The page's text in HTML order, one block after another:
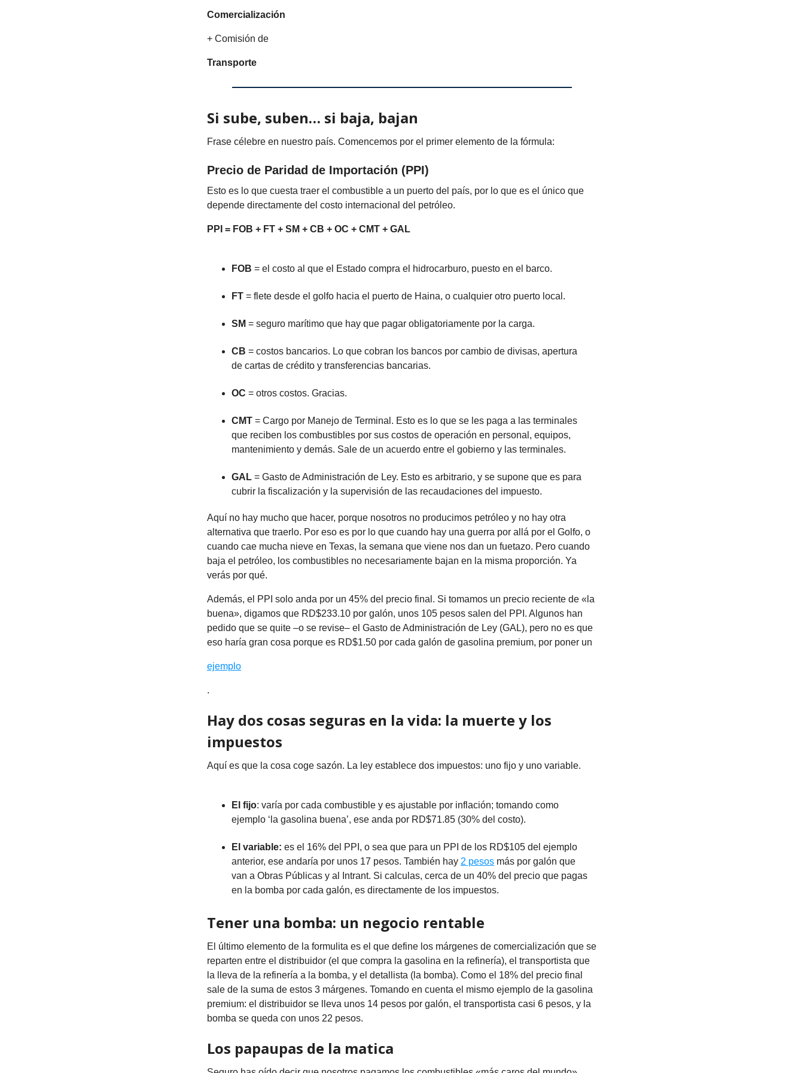
Comercialización
+ Comisión de
Transporte
Si sube, suben… si baja, bajan
Frase célebre en nuestro país. Comencemos por el primer elemento de la fórmula:
Precio de Paridad de Importación (PPI)
Esto es lo que cuesta traer el combustible a un puerto del país, por lo que es el único que
depende directamente del costo internacional del petróleo.
PPI = FOB + FT + SM + CB + OC + CMT + GAL
FOB = el costo al que el Estado compra el hidrocarburo, puesto en el barco.
FT = flete desde el golfo hacia el puerto de Haina, o cualquier otro puerto local.
SM = seguro marítimo que hay que pagar obligatoriamente por la carga.
CB = costos bancarios. Lo que cobran los bancos por cambio de divisas, apertura
de cartas de crédito y transferencias bancarias.
OC = otros costos. Gracias.
CMT = Cargo por Manejo de Terminal. Esto es lo que se les paga a las terminales
que reciben los combustibles por sus costos de operación en personal, equipos,
mantenimiento y demás. Sale de un acuerdo entre el gobierno y las terminales.
GAL = Gasto de Administración de Ley. Esto es arbitrario, y se supone que es para
cubrir la fiscalización y la supervisión de las recaudaciones del impuesto.
Aquí no hay mucho que hacer, porque nosotros no producimos petróleo y no hay otra
alternativa que traerlo. Por eso es por lo que cuando hay una guerra por allá por el Golfo, o
cuando cae mucha nieve en Texas, la semana que viene nos dan un fuetazo. Pero cuando
baja el petróleo, los combustibles no necesariamente bajan en la misma proporción. Ya
verás por qué.
Además, el PPI solo anda por un 45% del precio final. Si tomamos un precio reciente de «la
buena», digamos que RD$233.10 por galón, unos 105 pesos salen del PPI. Algunos han
pedido que se quite –o se revise– el Gasto de Administración de Ley (GAL), pero no es que
eso haría gran cosa porque es RD$1.50 por cada galón de gasolina premium, por poner un
ejemplo
.
Hay dos cosas seguras en la vida: la muerte y los
impuestos
Aquí es que la cosa coge sazón. La ley establece dos impuestos: uno fijo y uno variable.
El fijo: varía por cada combustible y es ajustable por inflación; tomando como
ejemplo ‘la gasolina buena’, ese anda por RD$71.85 (30% del costo).
El variable: es el 16% del PPI, o sea que para un PPI de los RD$105 del ejemplo
anterior, ese andaría por unos 17 pesos. También hay 2 pesos más por galón que
van a Obras Públicas y al Intrant. Si calculas, cerca de un 40% del precio que pagas
en la bomba por cada galón, es directamente de los impuestos.
Tener una bomba: un negocio rentable
El último elemento de la formulita es el que define los márgenes de comercialización que se
reparten entre el distribuidor (el que compra la gasolina en la refinería), el transportista que
la lleva de la refinería a la bomba, y el detallista (la bomba). Como el 18% del precio final
sale de la suma de estos 3 márgenes. Tomando en cuenta el mismo ejemplo de la gasolina
premium: el distribuidor se lleva unos 14 pesos por galón, el transportista casi 6 pesos, y la
bomba se queda con unos 22 pesos.
Los papaupas de la matica